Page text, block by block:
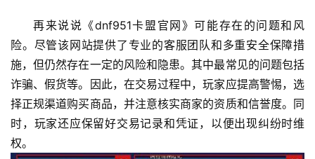
再来说说《dnf951卡盟官网》可能存在的问题和风
险。尽管该网站提供了专业的客服团队和多重安全保障措
施，但仍然存在一定的风险和隐患。其中最常见的问题包括
诈骗、假货等。因此，在交易过程中，玩家应提高警惕，选
择正规渠道购买商品，并注意核实商家的资质和信誉度。同
时，玩家还应保留好交易记录和凭证，以便出现纠纷时维
权。